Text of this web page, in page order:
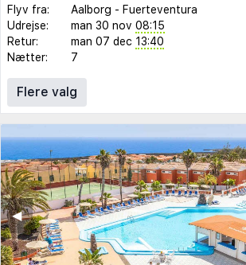
Flyv fra: Aalborg - Fuerteventura
Udrejse:
man 30 nov 08:15
Retur:
man 07 dec 13:40
Nætter:
7
Flere valg
◀︎